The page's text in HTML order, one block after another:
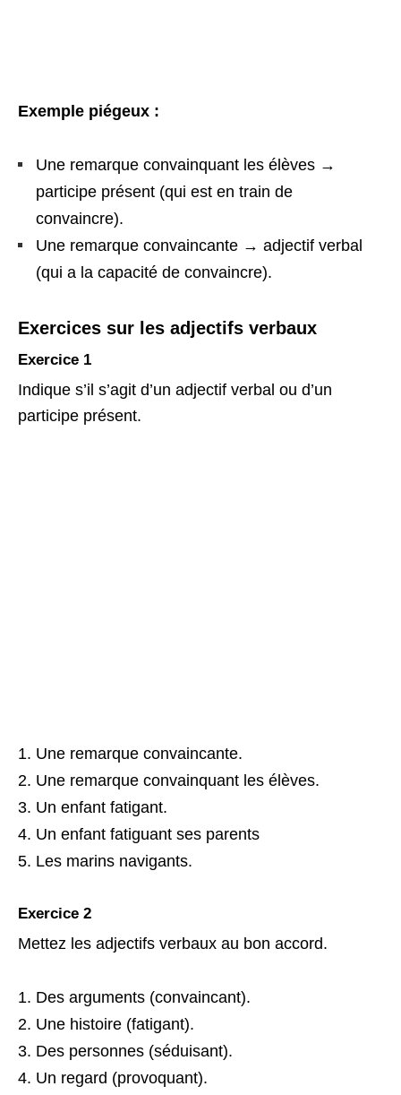
Exemple piégeux :
Une remarque convainquant les élèves →
participe présent (qui est en train de
convaincre).
Une remarque convaincante → adjectif verbal
(qui a la capacité de convaincre).
Exercices sur les adjectifs verbaux
Exercice 1
Indique s’il s’agit d’un adjectif verbal ou d’un
participe présent.
Une remarque convaincante.
Une remarque convainquant les élèves.
Un enfant fatigant.
Un enfant fatiguant ses parents
Les marins navigants.
Exercice 2
Mettez les adjectifs verbaux au bon accord.
Des arguments (convaincant).
Une histoire (fatigant).
Des personnes (séduisant).
Un regard (provoquant).